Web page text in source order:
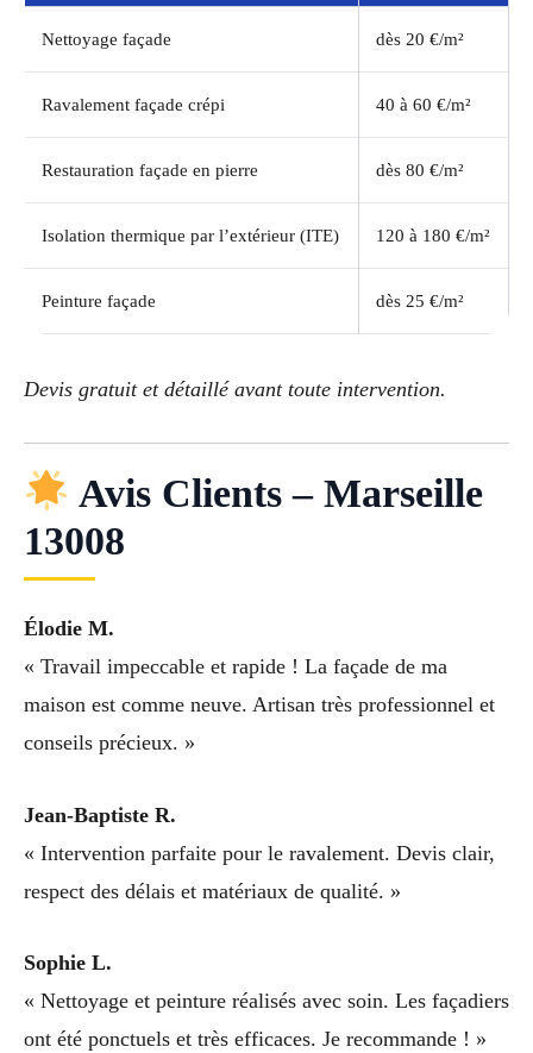
Nettoyage façade dès 20 €/m²
Ravalement façade crépi 40 à 60 €/m²
Restauration façade en pierre dès 80 €/m²
Isolation thermique par l’extérieur (ITE) 120 à 180 €/m²
Peinture façade dès 25 €/m²
Devis gratuit et détaillé avant toute intervention.
Avis Clients – Marseille
13008
Élodie M.
« Travail impeccable et rapide ! La façade de ma
maison est comme neuve. Artisan très professionnel et
conseils précieux. »
Jean-Baptiste R.
« Intervention parfaite pour le ravalement. Devis clair,
respect des délais et matériaux de qualité. »
Sophie L.
« Nettoyage et peinture réalisés avec soin. Les façadiers
ont été ponctuels et très efficaces. Je recommande ! »